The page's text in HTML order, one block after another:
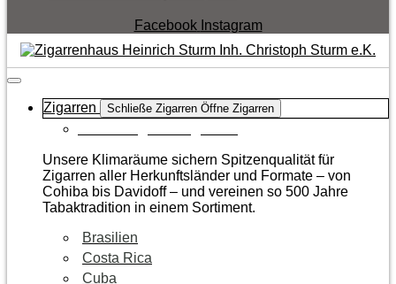
Facebook Instagram
Zigarren Schließe Zigarren Öffne Zigarren
Unsere Klimaräume sichern Spitzenqualität für
Zigarren aller Herkunftsländer und Formate – von
Cohiba bis Davidoff – und vereinen so 500 Jahre
Tabaktradition in einem Sortiment.
Brasilien
Costa Rica
Cuba